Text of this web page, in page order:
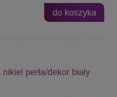
do koszyka
perła/dekor biały